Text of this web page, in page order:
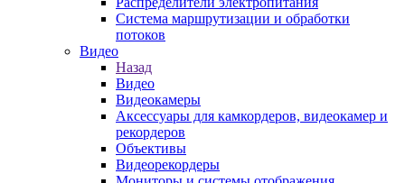
Система маршрутизации и обработки
потоков
Видео
Назад
Видео
Видеокамеры
Аксессуары для камкордеров, видеокамер и
рекордеров
Объективы
Видеорекордеры